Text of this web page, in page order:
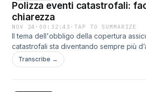
Polizza eventi catastrofali:
chiarezza
NOV 24 · 00:32:43 ·TAP TO SUMMARIZE
Il tema dell'obbligo della copertura
catastrofali sta diventando sempre più
puntata di Vita d'impresa intervista a
Matteo Bistoletti di EDAM Srl insieme a
Transcribe →